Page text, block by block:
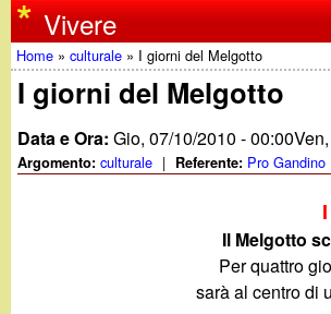
w
w
w
.
Vivere
Tu
sei
qui
Home »culturale » I giorni del Melgotto
I giorni del Melgotto
Data e Ora:Gio, 07/10/2010 - 00:00
Argomento:culturale | Referente: Pro Gandino
Il Melgotto
Per quattro
sarà al centro di